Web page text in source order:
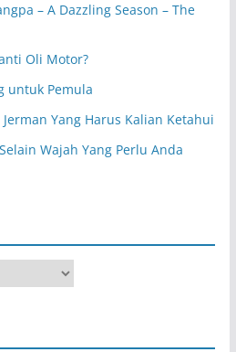
– A Dazzling Season – The
Oli Motor?
untuk Pemula
Yang Harus Kalian Ketahui
Wajah Yang Perlu Anda